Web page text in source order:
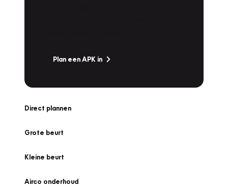
Plan een APK in
Direct plannen
Grote beurt
Kleine beurt
Airco onderhoud